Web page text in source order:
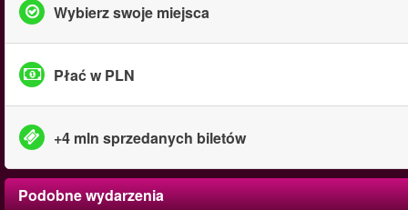
Wybierz swoje miejsca
Płać w PLN
+4 mln sprzedanych biletów
Podobne wydarzenia